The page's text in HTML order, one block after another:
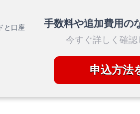
手数料や追加費用の
今すぐ詳しく確認
申込方法